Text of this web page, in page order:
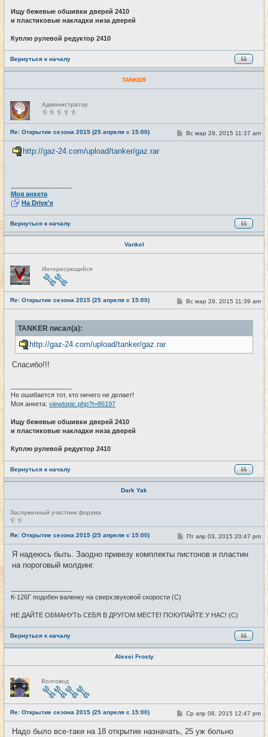
Ищу бежевые обшивки дверей 2410
и пластиковые накладки низа дверей
Куплю рулевой редуктор 2410
Вернуться к началу
TANKER
Н
е
в
с
е
т
и
Администратор
Re: Открытие сезона 2015 (25 апреля с 15:00) #23
С
о
Вс мар 29, 2015 11:37 am
http://gaz-24.com/upload/tanker/gaz.rar
Моя анкета
На Drive'e
Вернуться к началу
Vankel
Н
е
в
с
е
т
и
Интересующийся
Re: Открытие сезона 2015 (25 апреля с 15:00) #24
С
о
б
е
Вс мар 29, 2015 11:39 am
TANKER писал(а):
http://gaz-24.com/upload/tanker/gaz.rar
Спасибо!!!
Не ошибается тот, кто ничего не делает!
Моя анкета: viewtopic.php?t=86197
Ищу бежевые обшивки дверей 2410
и пластиковые накладки низа дверей
Куплю рулевой редуктор 2410
Вернуться к началу
Dark Yak
Н
е
в
с
е
т
и
Заслуженный участник форума
Re: Открытие сезона 2015 (25 апреля с 15:00) #25
С
о
б
Пт апр 03, 2015 20:47 pm
Я надеюсь быть. Заодно привезу комплекты пистонов и пластин
на пороговый молдинг.
К-126Г подобен валенку на сверхзвуковой скорости (С)
НЕ ДАЙТЕ ОБМАНУТЬ СЕБЯ В ДРУГОМ МЕСТЕ! ПОКУПАЙТЕ У НАС! (С)
Вернуться к началу
Alexei Frosty
Н
е
в
с
е
т
и
Волговод
Re: Открытие сезона 2015 (25 апреля с 15:00) #26
С
о
о
б
Ср апр 08, 2015 12:47 pm
Надо было все-таки на 18 открытие назначать, 25 уж больно